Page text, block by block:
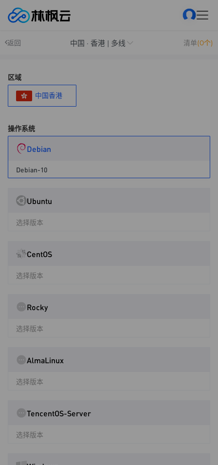
返回 中国 · 香港 | 多线 清单(0个)
区域
中国香港
操作系统
Debian
Debian-10
Ubuntu
选择版本
CentOS
选择版本
Rocky
选择版本
AlmaLinux
选择版本
TencentOS-Server
选择版本